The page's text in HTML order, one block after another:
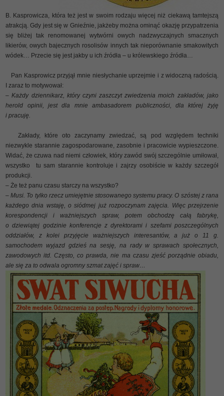
B. Kasprowicza, która też jest w swoim rodzaju więcej niż ciekawą tamtejszą
atrakcją. Gdy jest się w Gnieźnie, jakżeby można ominąć okazję przypatrzenia
się bliżej tak renomowanej wytwórni owych nadzwyczajnych smacznych
likierów, owych bajecznych rosolisów innych tak nieporównanie smakowitych
wódek… Przecie się jest jakby u ich źródła – u królewskiego źródła…
Pan Kasprowicz przyjął mnie niesłychanie uprzejmie i z widoczną radością.
I zaraz to motywował:
– Każdy dziennikarz, który czyni zaszczyt zwiedzenia moich zakładów, jako
herold opinii, jest dla mnie ambasadorem publiczności, dla której żyję
i pracuję.
Zakłady, które oto zaczynamy zwiedzać, są pod względem techniki
niezwykle starannie zagospodarowane, zasobnie i pracowicie wypieszczone.
Widać, że czuwa nad niemi człowiek, który zawód swój szczególnie umiłował,
wszystko tu sam starannie kontroluje i zajrzy osobiście w każdy szczegół
produkcji.
– Że też panu czasu starczy na wszystko?
– Musi. To tylko rzecz umiejętnie stosowanego systemu pracy. O szóstej z rana
każdego dnia wstaję, o siódmej już rozpoczynam zajęcia. Więc przejrzenie
korespondencji i ważniejszych spraw, potem obchodzę całą fabrykę,
o dziewiątej godzinie konferencje z dyrektorami i szefami poszczególnych
oddziałów, z kolei przyjęcie ważniejszych interesantów, a już o 11 g.
samochodem wyjazd gdzieś na sesję, na rady w sprawach społecznych,
zawodowych itd. Często, co prawda, nie ma czasu zjeść porządnie obiadu,
ale się za to odwala ogromny szmat zajęć i spraw…